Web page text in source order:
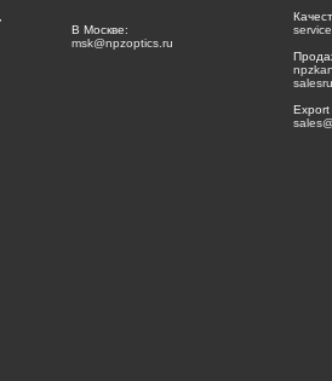
В Москве:
msk@npzoptics.ru